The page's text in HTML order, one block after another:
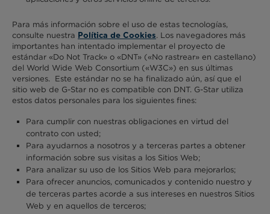
Para más información sobre el uso de estas tecnologías,
consulte nuestra Política de Cookies. Los navegadores más
importantes han intentado implementar el proyecto de
estándar «Do Not Track» o «DNT» («No rastrear» en castellano)
del World Wide Web Consortium («W3C») en sus últimas
versiones. Este estándar no se ha finalizado aún, así que el
sitio web de G-Star no es compatible con DNT. G-Star utiliza
estos datos personales para los siguientes fines:
Para cumplir con nuestras obligaciones en virtud del
contrato con usted;
Para ayudarnos a nosotros y a terceras partes a obtener
información sobre sus visitas a los Sitios Web;
Para analizar su uso de los Sitios Web para mejorarlos;
Para ofrecer anuncios, comunicados y contenido nuestro y
de terceras partes acorde a sus intereses en nuestros Sitios
Web y en aquellos de terceros;